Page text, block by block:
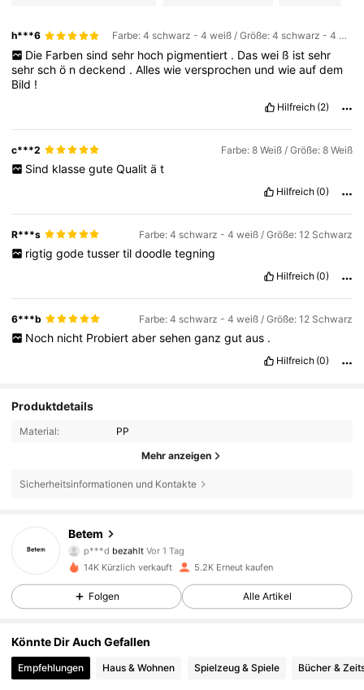
h***6 Farbe: 4 schwarz - 4 weiß / Größe: 4 schwarz - 4 weiß
Die Farben sind sehr hoch pigmentiert . Das wei ß ist sehr
sehrschö ndeckend .Alleswieversprochen undwieaufdem
Bild !
Hilfreich (2)
c***2 Farbe: 8 Weiß / Größe: 8 Weiß
Sind klasse gute Qualit ä t
Hilfreich (0)
R***s Farbe: 4 schwarz - 4 weiß / Größe: 12 Schwarz
rigtig gode tusser til doodle tegning
Hilfreich (0)
6***b Farbe: 4 schwarz - 4 weiß / Größe: 12 Schwarz
Noch nicht Probiert aber sehen ganz gut aus .
Hilfreich (0)
Produktdetails
Material: PP
Mehr anzeigen
Sicherheitsinformationen und Kontakte
Betem
4,87 1.1K Follower
4,87 1.1K Follower
p***d bezahlt Vor 1 Tag
3***7istVor 1 Taggefolgt
4,87
4,87 1.1K Follower
14K Kürzlich verkauft 5.2K Erneut kaufen
Folgen Alle Artikel
Könnte Dir Auch Gefallen
Empfehlungen Haus & Wohnen Spielzeug & Spiele Bücher &